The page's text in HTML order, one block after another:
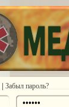
| Забыл пароль?